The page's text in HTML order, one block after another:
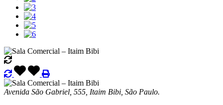
Avenida São Gabriel, 555, Itaim Bibi, São Paulo.